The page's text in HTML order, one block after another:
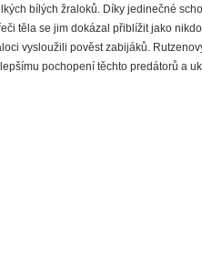
bílých žraloků. Díky jedinečné
těla se jim dokázal přiblížit jako
vysloužili pověst zabijáků.
pochopení těchto predátorů a